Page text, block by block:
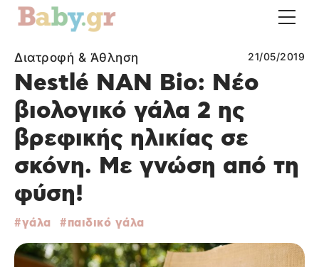
Διατροφή & Άθληση 21/05/2019
Nestlé NAN Bio: Nέο
βιολογικό γάλα 2 ης
βρεφικής ηλικίας σε
σκόνη. Με γνώση από τη
φύση!
γάλα παιδικό γάλα